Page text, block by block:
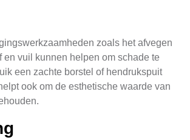
zoals het afvegen
en vuil kunnen helpen om schade te
een zachte borstel of hendrukspuit
ook om de esthetische waarde van